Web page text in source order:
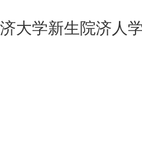
济大学新生院济人